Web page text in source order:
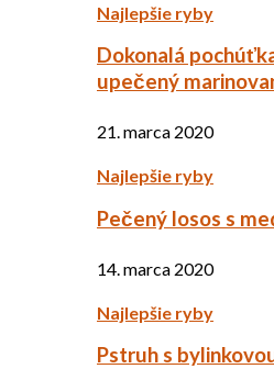
Najlepšie ryby
Dokonalá
upečený
21. marca 2020
Najlepšie ryby
Pečený losos s
14. marca 2020
Najlepšie ryby
Pstruh s